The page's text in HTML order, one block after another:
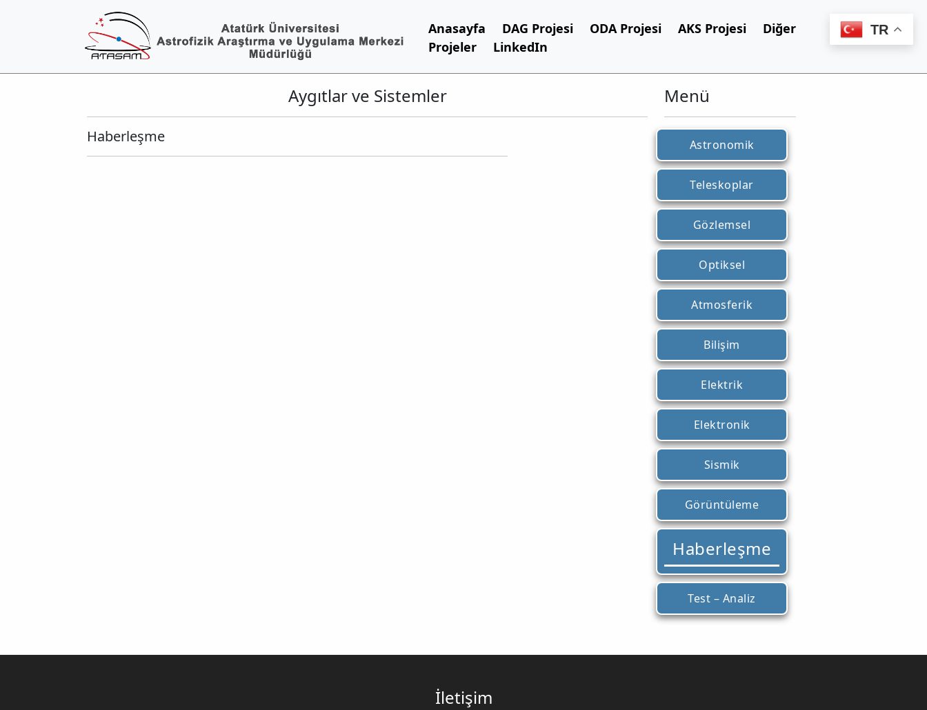
Anasayfa DAG Projesi ODA Projesi AKS Projesi
Diğer
Projeler
LinkedIn
Aygıtlar ve Sistemler
Haberleşme
Menü
Astronomik
Teleskoplar
Gözlemsel
Optiksel
Atmosferik
Bilişim
Elektrik
Elektronik
Sismik
Görüntüleme
Haberleşme
Test – Analiz
İletişim
TR